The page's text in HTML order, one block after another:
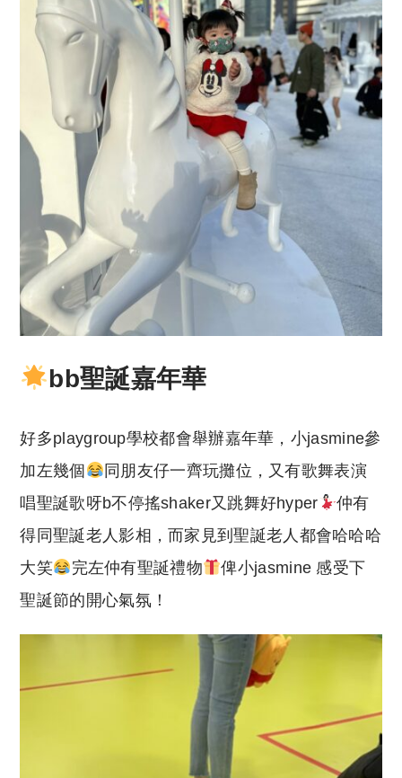
bb聖誕嘉年華
好多playgroup學校都會舉辦嘉年華，小jasmine參
加左幾個
同朋友仔一齊玩攤位，又有歌舞表演
唱聖誕歌呀b不停搖shaker又跳舞好hyper
仲有
得同聖誕老人影相，而家見到聖誕老人都會哈哈哈
大笑
完左仲有聖誕禮物
俾小jasmine 感受下
聖誕節的開心氣氛！